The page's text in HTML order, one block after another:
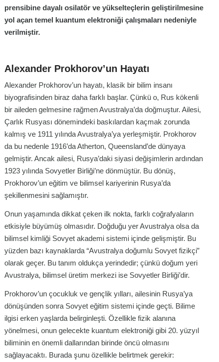
prensibine dayalı osilatör ve yükselteçlerin geliştirilmesine
yol açan temel kuantum elektroniği çalışmaları nedeniyle
verilmiştir.
Alexander Prokhorov’un Hayatı
Alexander Prokhorov’un hayatı, klasik bir bilim insanı
biyografisinden biraz daha farklı başlar. Çünkü o, Rus kökenli
bir aileden gelmesine rağmen Avustralya’da doğmuştur. Ailesi,
Çarlık Rusyası dönemindeki baskılardan kaçmak zorunda
kalmış ve 1911 yılında Avustralya’ya yerleşmiştir. Prokhorov
da bu nedenle 1916’da Atherton, Queensland’de dünyaya
gelmiştir. Ancak ailesi, Rusya’daki siyasi değişimlerin ardından
1923 yılında Sovyetler Birliği’ne dönmüştür. Bu dönüş,
Prokhorov’un eğitim ve bilimsel kariyerinin Rusya’da
şekillenmesini sağlamıştır.
Onun yaşamında dikkat çeken ilk nokta, farklı coğrafyaların
etkisiyle büyümüş olmasıdır. Doğduğu yer Avustralya olsa da
bilimsel kimliği Sovyet akademi sistemi içinde gelişmiştir. Bu
yüzden bazı kaynaklarda “Avustralya doğumlu Sovyet fizikçi”
olarak geçer. Bu tanım oldukça yerindedir; çünkü doğum yeri
Avustralya, bilimsel üretim merkezi ise Sovyetler Birliği’dir.
Prokhorov’un çocukluk ve gençlik yılları, ailesinin Rusya’ya
dönüşünden sonra Sovyet eğitim sistemi içinde geçti. Bilime
ilgisi erken yaşlarda belirginleşti. Özellikle fizik alanına
yönelmesi, onun gelecekte kuantum elektroniği gibi 20. yüzyıl
biliminin en önemli dallarından birinde öncü olmasını
sağlayacaktı. Burada şunu özellikle belirtmek gerekir: